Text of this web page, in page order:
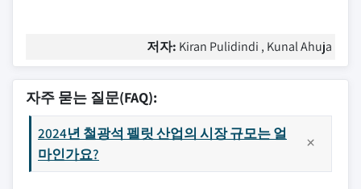
저자: Kiran Pulidindi , Kunal Ahuja
자주 묻는 질문(FAQ):
2024년 철광석 펠릿 산업의 시장 규모는 얼
마인가요?